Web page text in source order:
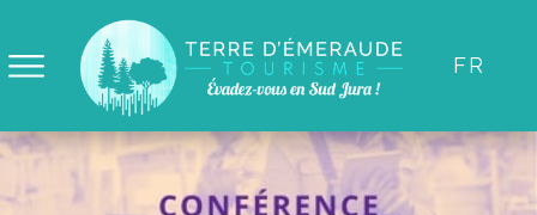
FR
Panneau de gestion des cookies